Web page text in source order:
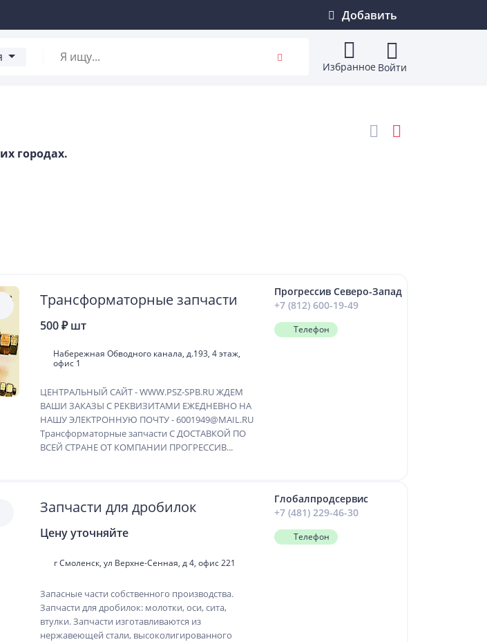
Добавить
Избранное Войти
городах.
Трансформаторные запчасти
500 ₽ шт
Набережная Обводного канала, д.193, 4 этаж,
офис 1
ЦЕНТРАЛЬНЫЙ САЙТ - WWW.PSZ-SPB.RU ЖДЕМ
ВАШИ ЗАКАЗЫ С РЕКВИЗИТАМИ ЕЖЕДНЕВНО НА
НАШУ ЭЛЕКТРОННУЮ ПОЧТУ - 6001949@MAIL.RU
Трансформаторные запчасти С ДОСТАВКОЙ ПО
ВСЕЙ СТРАНЕ ОТ КОМПАНИИ ПРОГРЕССИВ...
Прогрессив Северо-Запад
+7 (812) 600-19-49
Телефон
Запчасти для дробилок
Цену уточняйте
г Смоленск, ул Верхне-Сенная, д 4, офис 221
Запасные части собственного производства.
Запчасти для дробилок: молотки, оси, сита,
втулки. Запчасти изготавливаются из
нержавеющей стали, высоколигированного
Глобалпродсервис
+7 (481) 229-46-30
Телефон